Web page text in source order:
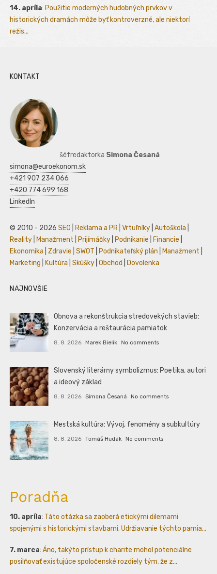
14. apríla: Použitie moderných hudobných prvkov v
historických dramách môže byť kontroverzné, ale niektorí
režis...
KONTAKT
šéfredaktorka Simona Česaná
simona@euroekonom.sk
+421 907 234 066
+420 774 699 168
LinkedIn
© 2010 - 2026 SEO Reklama a PR Vrtuľníky Autoškola
Reality
Manažment Prijímáčky Podnikanie Financie
Ekonomika
Zdravie SWOT Podnikateľský plán Manažment
Marketing
Kultúra Skúšky Obchod Dovolenka
NAJNOVŠIE
Obnova a rekonštrukcia stredovekých stavieb:
Konzervácia a reštaurácia pamiatok
8. 8. 2026 Marek Bielik No comments
Slovenský literárny symbolizmus: Poetika, autori
a ideový základ
8. 8. 2026 Simona Česaná No comments
Mestská kultúra: Vývoj, fenomény a subkultúry
8. 8. 2026 Tomáš Hudák No comments
Poradňa
10. apríla: Táto otázka sa zaoberá etickými dilemami
spojenými s historickými stavbami. Udržiavanie týchto pamia...
7. marca: Áno, takýto prístup k charite mohol potenciálne
posilňovať existujúce spoločenské rozdiely tým, že z...